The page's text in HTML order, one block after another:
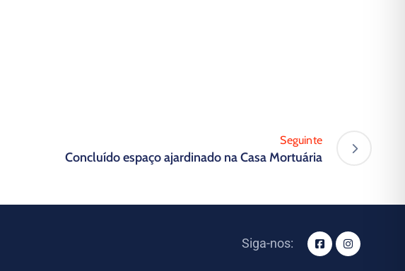
Seguinte
Concluído espaço ajardinado na Casa Mortuária
Siga-nos: